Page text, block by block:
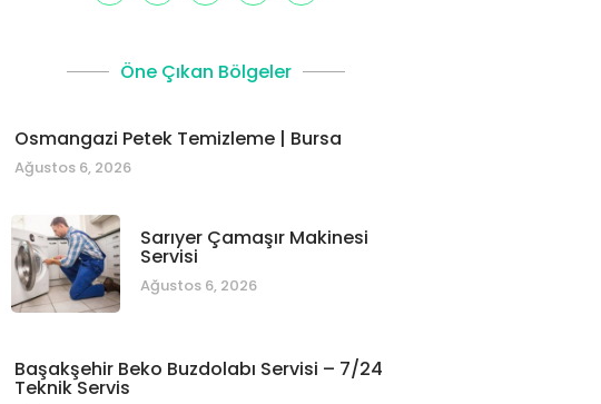
Öne Çıkan Bölgeler
Osmangazi Petek Temizleme | Bursa
Ağustos 6, 2026
Sarıyer Çamaşır Makinesi
Servisi
Ağustos 6, 2026
Başakşehir Beko Buzdolabı Servisi – 7/24
Teknik Servis